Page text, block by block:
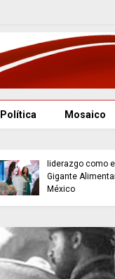
Política Mosaico
liderazgo como
Gigante
México